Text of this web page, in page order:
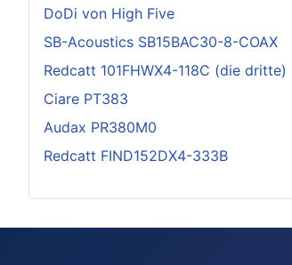
DoDi von High Five
SB-Acoustics SB15BAC30-8-COAX
Redcatt 101FHWX4-118C (die dritte)
Ciare PT383
Audax PR380M0
Redcatt FIND152DX4-333B